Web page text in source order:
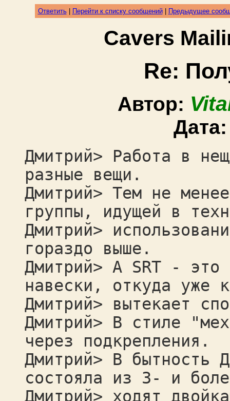
Ответить| Перейти к списку сообщений| Предыдущее
Cavers
Re:
Автор:
Дмитрий> Работа в
разные вещи.
Дмитрий> Тем не
группы, идущей в
Дмитрий>
гораздо выше.
Дмитрий> А SRT - это
навески, откуда уже
Дмитрий> вытекает
Дмитрий> В стиле
через подкрепления.
Дмитрий> В бытность
состояла из 3- и
Дмитрий> ходят